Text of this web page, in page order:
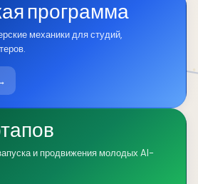
программа
механики для студий,
и продвижения молодых AI-